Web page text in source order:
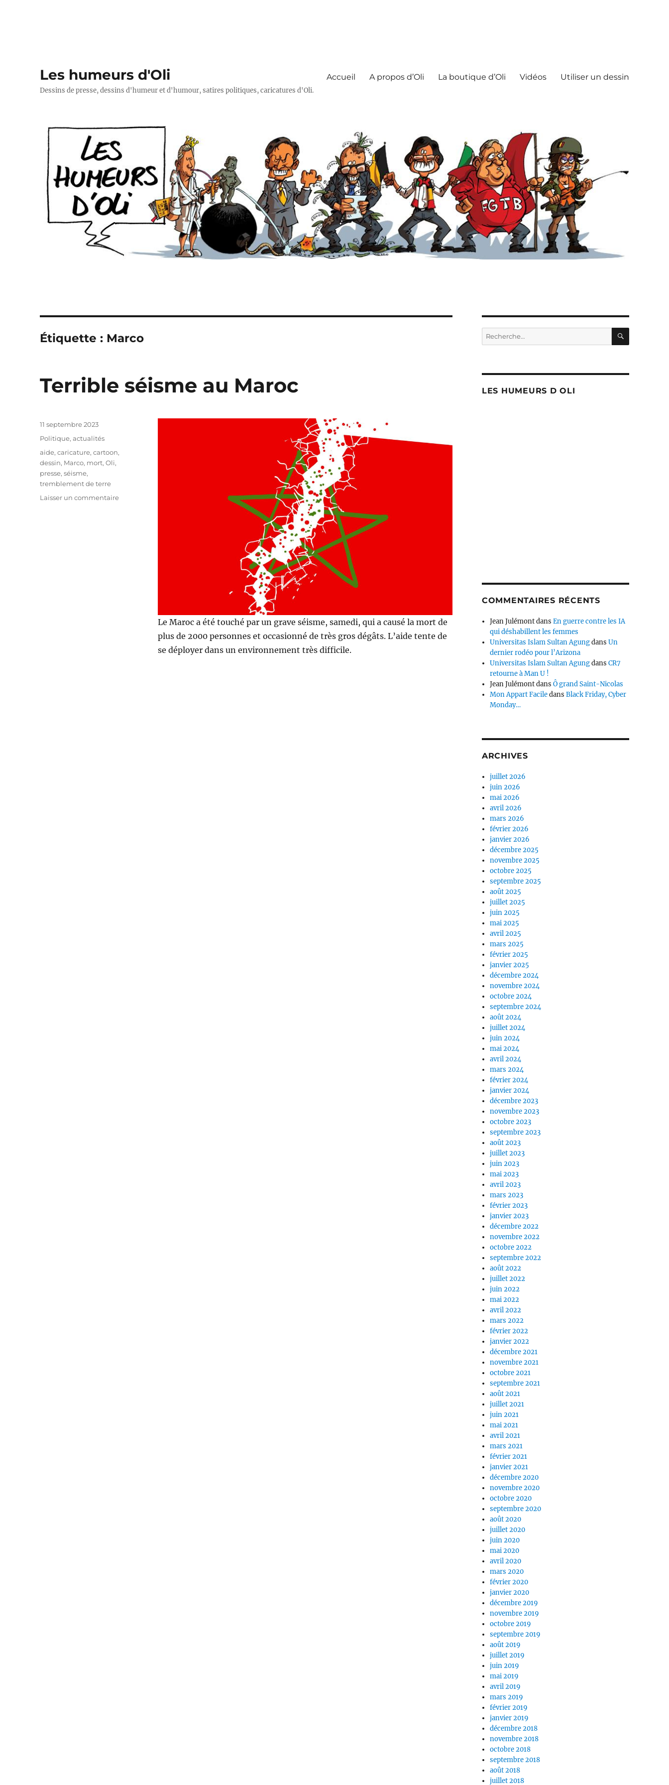
Les humeurs d'Oli
Dessins de presse, dessins d'humeur et d'humour, satires politiques, caricatures d'Oli.
Accueil A propos d’Oli La boutique d’Oli Vidéos Utiliser un dessin
Étiquette : Marco
Terrible séisme au Maroc
Le Maroc a été touché par un grave séisme, samedi, qui a causé la mort de
plus de 2000 personnes et occasionné de très gros dégâts. L’aide tente de
se déployer dans un environnement très difficile.
Publié
11 septembre 2023
Catégories
Politique, actualités
Étiquettes
aide,caricature,cartoon,
dessin, Marco, mort,Oli,
presse,séisme,
tremblement de terre
Laisser un commentairesur
Recherche
pour :
LES HUMEURS D OLI
COMMENTAIRES RÉCENTS
Jean JulémontdansEn guerre contre les IA
qui déshabillent les femmes
Universitas Islam Sultan AgungdansUn
dernier rodéo pour l’Arizona
Universitas Islam Sultan AgungdansCR7
retourne à Man U !
Jean JulémontdansÔ grand Saint-Nicolas
Mon Appart FaciledansBlack Friday, Cyber
Monday…
ARCHIVES
juillet 2026
juin 2026
mai 2026
avril 2026
mars 2026
février 2026
janvier 2026
décembre 2025
novembre 2025
octobre 2025
septembre 2025
août 2025
juillet 2025
juin 2025
mai 2025
avril 2025
mars 2025
février 2025
janvier 2025
décembre 2024
novembre 2024
octobre 2024
septembre 2024
août 2024
juillet 2024
juin 2024
mai 2024
avril 2024
mars 2024
février 2024
janvier 2024
décembre 2023
novembre 2023
octobre 2023
septembre 2023
août 2023
juillet 2023
juin 2023
mai 2023
avril 2023
mars 2023
février 2023
janvier 2023
décembre 2022
novembre 2022
octobre 2022
septembre 2022
août 2022
juillet 2022
juin 2022
mai 2022
avril 2022
mars 2022
février 2022
janvier 2022
décembre 2021
novembre 2021
octobre 2021
septembre 2021
août 2021
juillet 2021
juin 2021
mai 2021
avril 2021
mars 2021
février 2021
janvier 2021
décembre 2020
novembre 2020
octobre 2020
septembre 2020
août 2020
juillet 2020
juin 2020
mai 2020
avril 2020
mars 2020
février 2020
janvier 2020
décembre 2019
novembre 2019
octobre 2019
septembre 2019
août 2019
juillet 2019
juin 2019
mai 2019
avril 2019
mars 2019
février 2019
janvier 2019
décembre 2018
novembre 2018
octobre 2018
septembre 2018
août 2018
juillet 2018